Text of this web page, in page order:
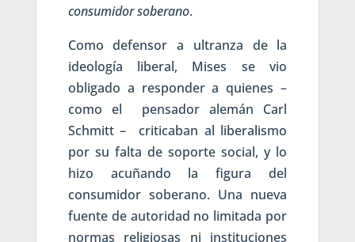
consumidor soberano.
Como defensor a ultranza de la
ideología liberal, Mises se vio
obligado a responder a quienes –
como el pensador alemán Carl
Schmitt – criticaban al liberalismo
por su falta de soporte social, y lo
hizo acuñando la figura del
consumidor soberano. Una nueva
fuente de autoridad no limitada por
normas religiosas ni instituciones